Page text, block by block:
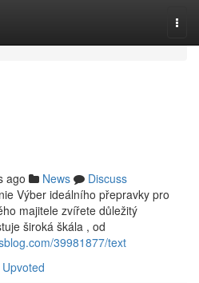
ago News
Discuss
Výber ideálního přepravky pro
majitele zvířete důležitý
široká škála , od
39981877/text